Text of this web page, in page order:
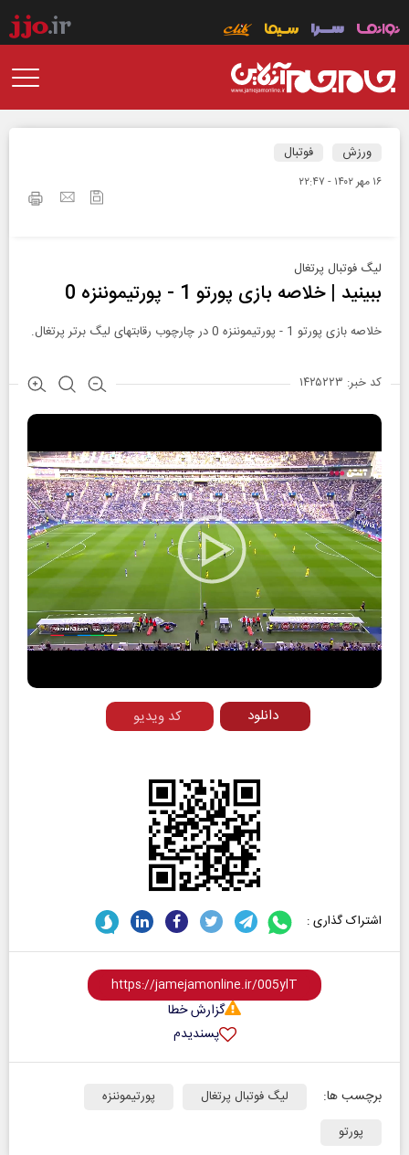
ورزش فوتبال
۱۶ مهر ۱۴۰۲ - ۲۲:۴۷
لیگ فوتبال پرتغال
ببینید | خلاصه بازی پورتو 1 - پورتیموننزه 0
خلاصه بازی پورتو 1 - پورتیموننزه 0 در چارچوب رقابتهای لیگ برتر پرتغال.
کد خبر: ۱۴۲۵۲۲۳
Play
Video
کد ویدیو دانلود
اشتراک گذاری :
گزارش خطا
پسندیدم
برچسب ها: لیگ فوتبال پرتغال
پورتیموننزه
پورتو